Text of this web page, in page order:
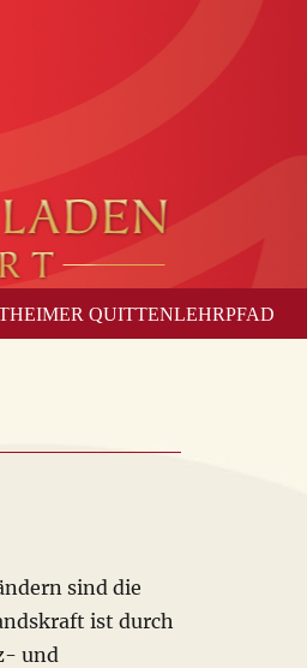
QUITTENLEHRPFAD
sind die
ist durch
und